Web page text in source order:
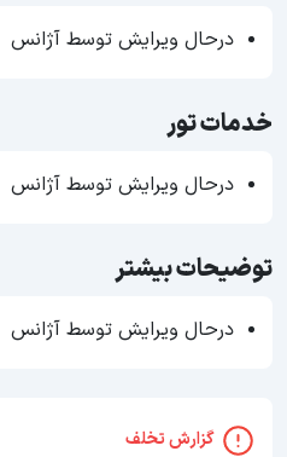
درحال ویرایش توسط آژانس
خدمات تور
درحال ویرایش توسط آژانس
توضیحات بیشتر
درحال ویرایش توسط آژانس
گزارش تخلف